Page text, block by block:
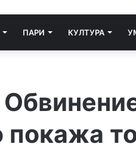
ПАРИ КУЛТУРА
покажа